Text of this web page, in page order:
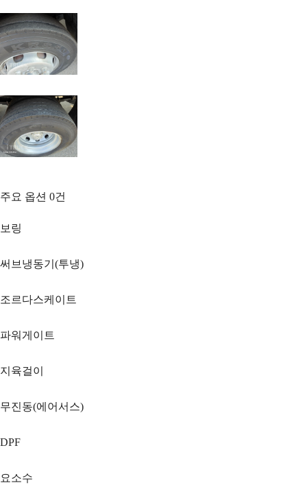
주요 옵션 0건
보링
써브냉동기(투냉)
조르다스케이트
파워게이트
지육걸이
무진동(에어서스)
DPF
요소수